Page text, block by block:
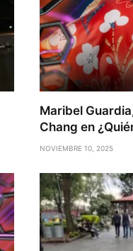
Maribel
Chang en
NOVIEMBRE 10, 2025